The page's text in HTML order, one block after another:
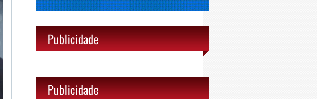
Publicidade
Publicidade